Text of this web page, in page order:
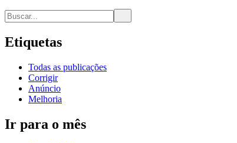
Etiquetas
Todas as publicações
Corrigir
Anúncio
Melhoria
Ir para o mês